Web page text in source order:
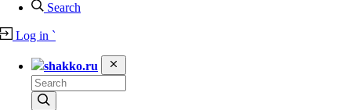
Search
Log in `
shakko.ru